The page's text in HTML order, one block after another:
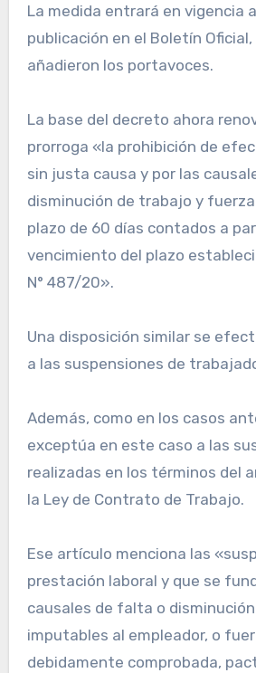
La medida entrará en vigencia
publicación en el Boletín
añadieron los portavoces.
La base del decreto ahora
prorroga «la prohibición de
sin justa causa y por las
disminución de trabajo y
plazo de 60 días contados a
vencimiento del plazo
N° 487/20».
Una disposición similar se
a las suspensiones de
Además, como en los casos
exceptúa en este caso a las
realizadas en los términos del
la Ley de Contrato de Trabajo.
Ese artículo menciona las
prestación laboral y que se
causales de falta o
imputables al empleador, o
debidamente comprobada,